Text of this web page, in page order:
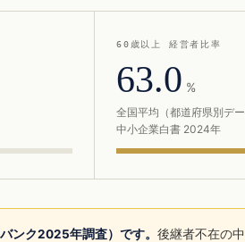
60歳以上 経営者比率
63.0 %
全国平均（都道府県別デー
中小企業白書 2024年
ンク2025年調査）です。 後継者不在の